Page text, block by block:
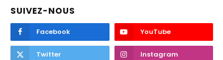
SUIVEZ-NOUS
Facebook YouTube
Twitter Instagram